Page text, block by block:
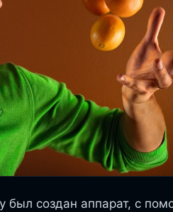
создан аппарат, с